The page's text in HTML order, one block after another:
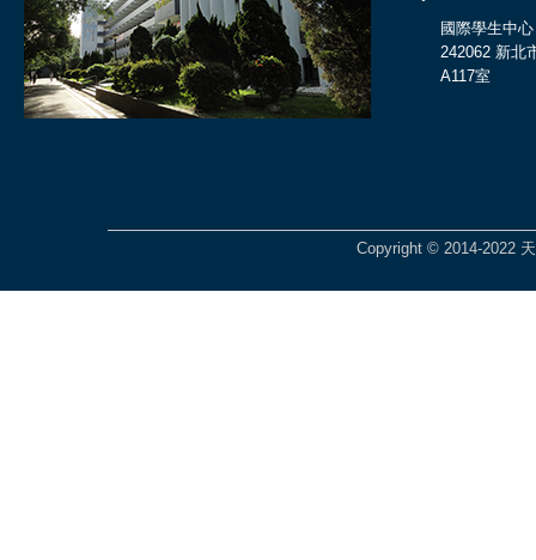
國際學生中心
242062 新北
A117室
Copyright © 2014-2022